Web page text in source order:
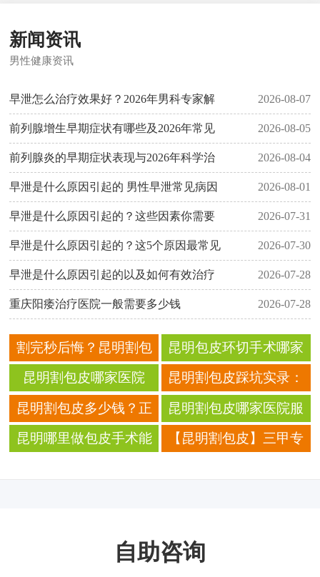
新闻资讯
男性健康资讯
早泄怎么治疗效果好？2026年男科专家解 2026-08-07
前列腺增生早期症状有哪些及2026年常见 2026-08-05
前列腺炎的早期症状表现与2026年科学治 2026-08-04
早泄是什么原因引起的 男性早泄常见病因 2026-08-01
早泄是什么原因引起的？这些因素你需要 2026-07-31
早泄是什么原因引起的？这5个原因最常见 2026-07-30
早泄是什么原因引起的以及如何有效治疗 2026-07-28
重庆阳痿治疗医院一般需要多少钱 2026-07-28
割完秒后悔？昆明割包
皮避坑地图：费用、医
院、恢复全过程曝光！
昆明包皮环切手术哪家
医院值得选择？
昆明割包皮哪家医院
好？价格透明技术靠
谱，术后恢复快！
昆明割包皮踩坑实录：
花3千被临时加价到1万
2，避坑清单速存！
昆明割包皮多少钱？正
规医院男科手术价格全
昆明割包皮哪家医院服
务更贴心术后护理更周
昆明哪里做包皮手术能
【昆明割包皮】三甲专
自助咨询